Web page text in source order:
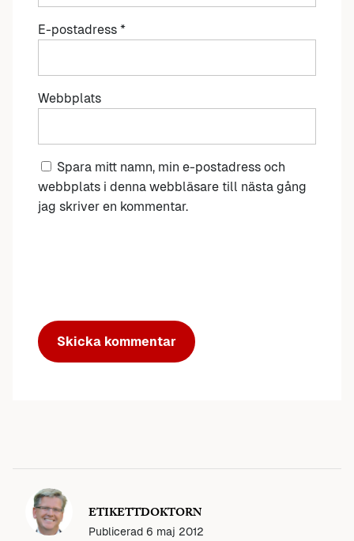
E-postadress *
Webbplats
Spara mitt namn, min e-postadress och
webbplats i denna webbläsare till nästa gång
jag skriver en kommentar.
ETIKETTDOKTORN
Publicerad 6 maj 2012